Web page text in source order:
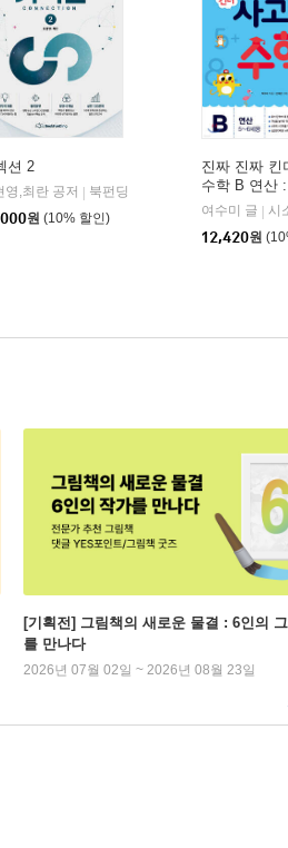
션 2
영,최란 공저
북펀딩
원 (10% 할인)
진짜 진짜 킨
수학 B 연산
여수미 글
시
12,420원
[기획전] 그림책의 새로운 물결 : 6인의
를 만나다
2026년 07월 02일 ~ 2026년 08월 23일